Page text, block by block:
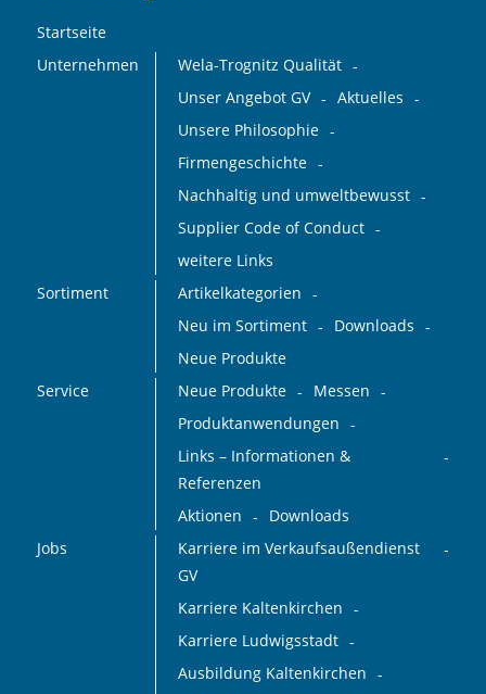
Startseite
Unternehmen
Wela-Trognitz Qualität
Unser Angebot GV
Aktuelles
Unsere Philosophie
Firmengeschichte
Nachhaltig und umweltbewusst
Supplier Code of Conduct
weitere Links
Sortiment
Artikelkategorien
Neu im Sortiment
Downloads
Neue Produkte
Service
Neue Produkte
Messen
Produktanwendungen
Links – Informationen &
Referenzen
Aktionen
Downloads
Jobs
Karriere im Verkaufsaußendienst
GV
Karriere Kaltenkirchen
Karriere Ludwigsstadt
Ausbildung Kaltenkirchen